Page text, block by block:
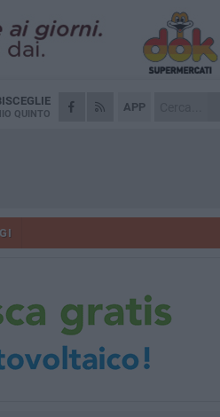
APP
QUINTO